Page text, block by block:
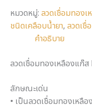
หมวดหมู่: ลวดเชื่อมทอง
ชนิดเคลือบน้ำยา, ลวดเชื่
คำอธิบาย
ลวดเชื่อมทองเหลืองแก๊ส
ลักษณะเด่น
• เป็นลวดเชื่อมทองเหลื